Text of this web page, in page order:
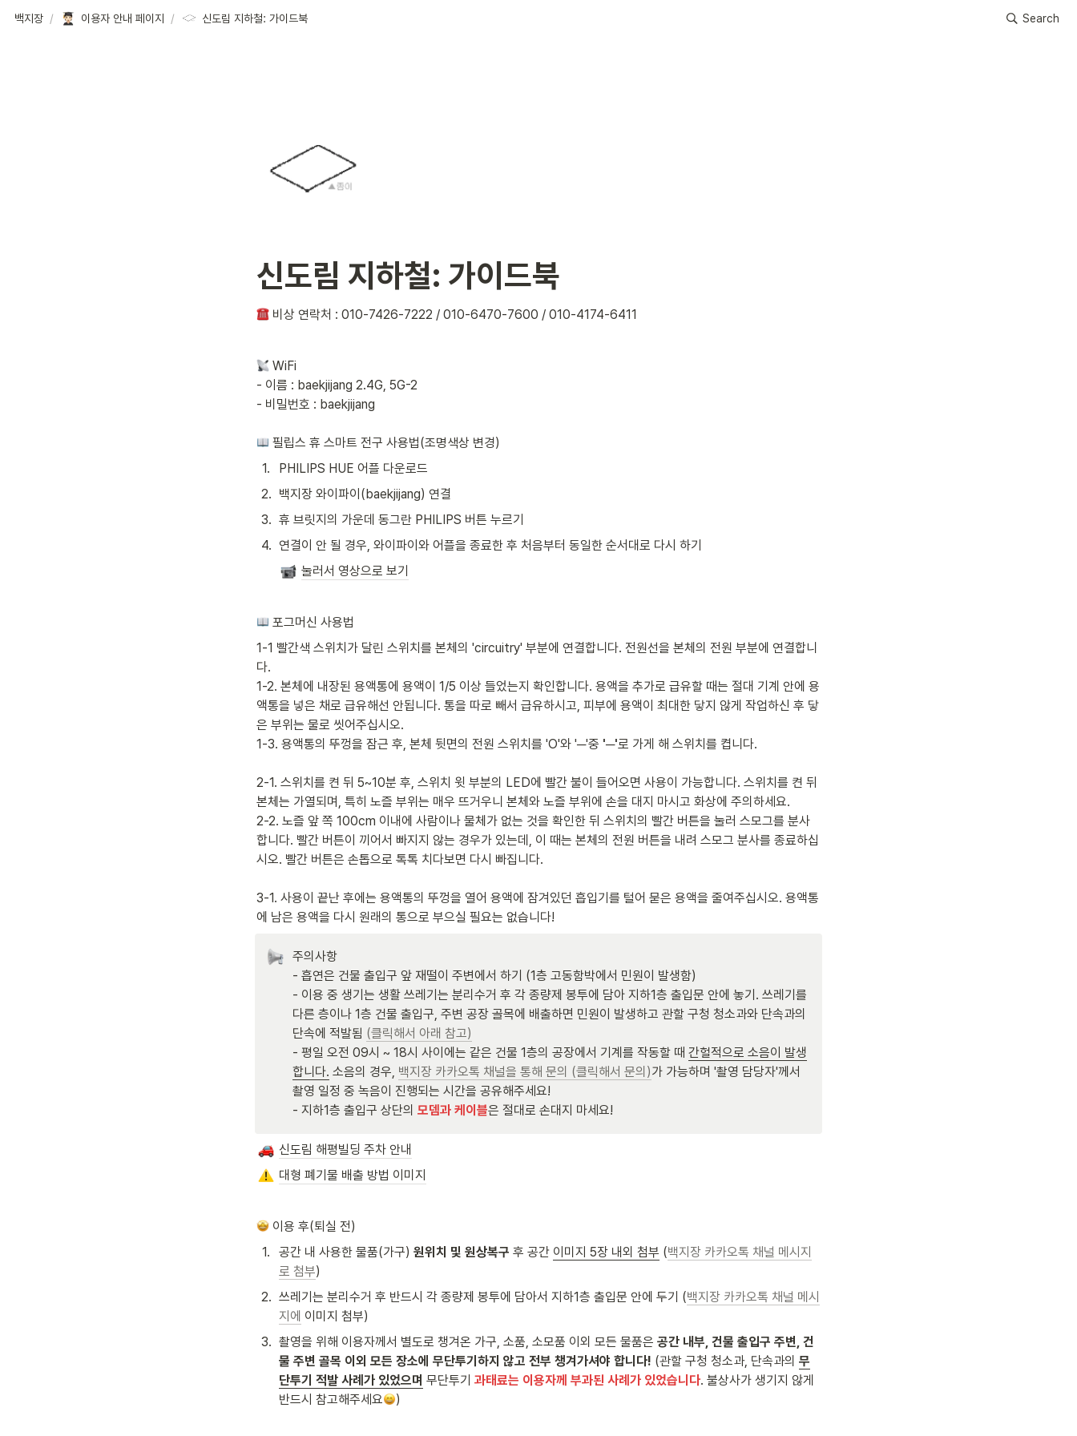
백지장 / 이용자 안내 페이지 / 신도림 지하철: 가이드북 Search
신도림 지하철: 가이드북
비상 연락처 : 010-7426-7222 / 010-6470-7600 / 010-4174-6411
WiFi
- 이름 : baekjijang 2.4G, 5G-2
- 비밀번호 : baekjijang
필립스 휴 스마트 전구 사용법(조명색상 변경)
1.
PHILIPS HUE 어플 다운로드
2. 백지장 와이파이(baekjijang) 연결
3. 휴 브릿지의 가운데 동그란 PHILIPS 버튼 누르기
4. 연결이 안 될 경우, 와이파이와 어플을 종료한 후 처음부터 동일한 순서대로 다시 하기
눌러서 영상으로 보기
포그머신 사용법
1-1 빨간색 스위치가 달린 스위치를 본체의 'circuitry' 부분에 연결합니다. 전원선을 본체의 전원 부분에 연결합니
다.
1-2. 본체에 내장된 용액통에 용액이 1/5 이상 들었는지 확인합니다. 용액을 추가로 급유할 때는 절대 기계 안에 용
액통을 넣은 채로 급유해선 안됩니다. 통을 따로 빼서 급유하시고, 피부에 용액이 최대한 닿지 않게 작업하신 후 닿
은 부위는 물로 씻어주십시오.
1-3. 용액통의 뚜껑을 잠근 후, 본체 뒷면의 전원 스위치를 'O'와 '─'중 '─'로 가게 해 스위치를 켭니다.
2-1. 스위치를 켠 뒤 5~10분 후, 스위치 윗 부분의 LED에 빨간 불이 들어오면 사용이 가능합니다. 스위치를 켠 뒤
본체는 가열되며, 특히 노즐 부위는 매우 뜨거우니 본체와 노즐 부위에 손을 대지 마시고 화상에 주의하세요.
2-2. 노즐 앞 쪽 100cm 이내에 사람이나 물체가 없는 것을 확인한 뒤 스위치의 빨간 버튼을 눌러 스모그를 분사
합니다. 빨간 버튼이 끼어서 빠지지 않는 경우가 있는데, 이 때는 본체의 전원 버튼을 내려 스모그 분사를 종료하십
시오. 빨간 버튼은 손톱으로 톡톡 치다보면 다시 빠집니다.
3-1. 사용이 끝난 후에는 용액통의 뚜껑을 열어 용액에 잠겨있던 흡입기를 털어 묻은 용액을 줄여주십시오. 용액통
에 남은 용액을 다시 원래의 통으로 부으실 필요는 없습니다!
주의사항
- 흡연은 건물 출입구 앞 재떨이 주변에서 하기 (1층 고동함박에서 민원이 발생함)
- 이용 중 생기는 생활 쓰레기는 분리수거 후 각 종량제 봉투에 담아 지하1층 출입문 안에 놓기. 쓰레기를
다른 층이나 1층 건물 출입구, 주변 공장 골목에 배출하면 민원이 발생하고 관할 구청 청소과와 단속과의
단속에 적발됨 (클릭해서 아래 참고)
- 평일 오전 09시 ~ 18시 사이에는 같은 건물 1층의 공장에서 기계를 작동할 때 간헐적으로 소음이 발생
합니다. 소음의 경우, 백지장 카카오톡 채널을 통해 문의 (클릭해서 문의)가 가능하며 '촬영 담당자'께서
촬영 일정 중 녹음이 진행되는 시간을 공유해주세요!
- 지하1층 출입구 상단의 모뎀과 케이블은 절대로 손대지 마세요!
신도림 해평빌딩 주차 안내
대형 폐기물 배출 방법 이미지
이용 후(퇴실 전)
1. 공간 내 사용한 물품(가구) 원위치 및 원상복구 후 공간 이미지 5장 내외 첨부 (백지장 카카오톡 채널 메시지
로 첨부)
2. 쓰레기는 분리수거 후 반드시 각 종량제 봉투에 담아서 지하1층 출입문 안에 두기 (백지장 카카오톡 채널 메시
지에 이미지 첨부)
3. 촬영을 위해 이용자께서 별도로 챙겨온 가구, 소품, 소모품 이외 모든 물품은 공간 내부, 건물 출입구 주변, 건
물 주변 골목 이외 모든 장소에 무단투기하지 않고 전부 챙겨가셔야 합니다! (관할 구청 청소과, 단속과의 무
단투기 적발 사례가 있었으며 무단투기 과태료는 이용자께 부과된 사례가 있었습니다. 불상사가 생기지 않게
반드시 참고해주세요
)